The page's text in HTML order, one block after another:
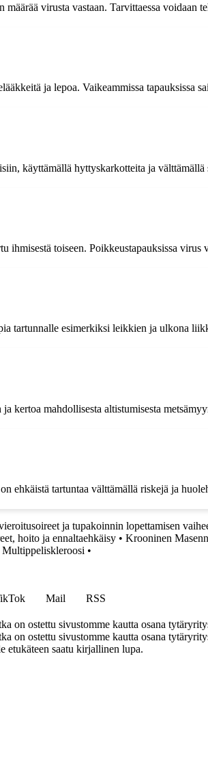
virusta vastaan. Tarvittaessa voidaan
ja lepoa. Vaikeammissa tapauksissa
käyttämällä hyttyskarkotteita ja välttämällä
ihmisestä toiseen. Poikkeustapauksissa
tartunnalle esimerkiksi leikkien ja ulkona
kertoa mahdollisesta altistumisesta
ehkäistä tartuntaa välttämällä riskejä ja
ja tupakoinnin lopettamisen
hoito ja ennaltaehkäisy • Krooninen
•
Mail
RSS
on ostettu sivustomme kautta osana
on ostettu sivustomme kautta osana
etukäteen saatu kirjallinen lupa.